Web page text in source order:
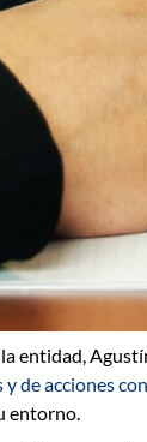
entidad,
y de acciones
entorno.